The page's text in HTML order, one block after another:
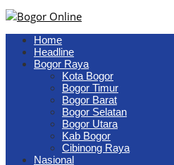
Home
Headline
Bogor Raya
Kota Bogor
Bogor Timur
Bogor Barat
Bogor Selatan
Bogor Utara
Kab Bogor
Cibinong Raya
Nasional